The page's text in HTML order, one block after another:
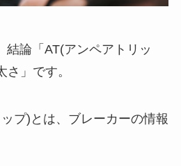
結論「AT(アンペアトリッ
」です。
プ)とは、ブレーカーの情報